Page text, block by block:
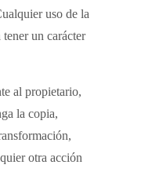
uso de la
un carácter
al propietario,
la copia,
otra acción